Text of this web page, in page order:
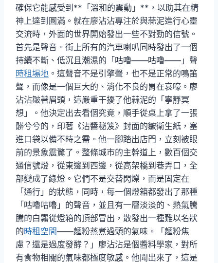
確保它能感受到**「溫和的震動」**，以助其在精
神上達到圓滿。就在廖沾沾專注於與蒜泥進行心靈
交流時，外面的世界開始發出一些不對勁的信號。
首先是聲音。街上所有的汽車喇叭同時發出了一個
持續不斷、低沉且潮濕的「咕嚕——咕嚕——」聲
時租場地 。這聲音不是引擎聲，也不是正常的鳴笛
聲，而像是一個巨大的、消化不良的胃在哀嚎。廖
沾沾皺著眉頭，這嚴重干擾了他蒜泥的「寧靜冥
想」。他決定出去看個究竟，順手從桌上拿了一張
髒兮兮的，印著《沾醬秘笈》封面的皺衛生紙，塞
進口袋以備不時之需。他一腳踏出店門，立刻被眼
前的景象震驚了。整條城市的主幹道上，數百個交
通信號燈，從東邊到西邊，從高架橋到巷弄口，全
部變成了綠燈。它們不是交替閃爍，而是固定在
「通行」的狀態，同時，每一個燈箱都發出了那種
「咕嚕咕嚕」的聲音，並且有一層淡淡的、熱氣騰
騰的白霧從燈箱的頂部冒出，散發出一種難以名狀
的時租空間——麵粉蒸煮過頭的氣味。「麵粉焦
慮？還是過度發酵？」廖沾沾是個醬料學家，對所
有食物相關的氣味都極度敏感。他聞出來了，這是